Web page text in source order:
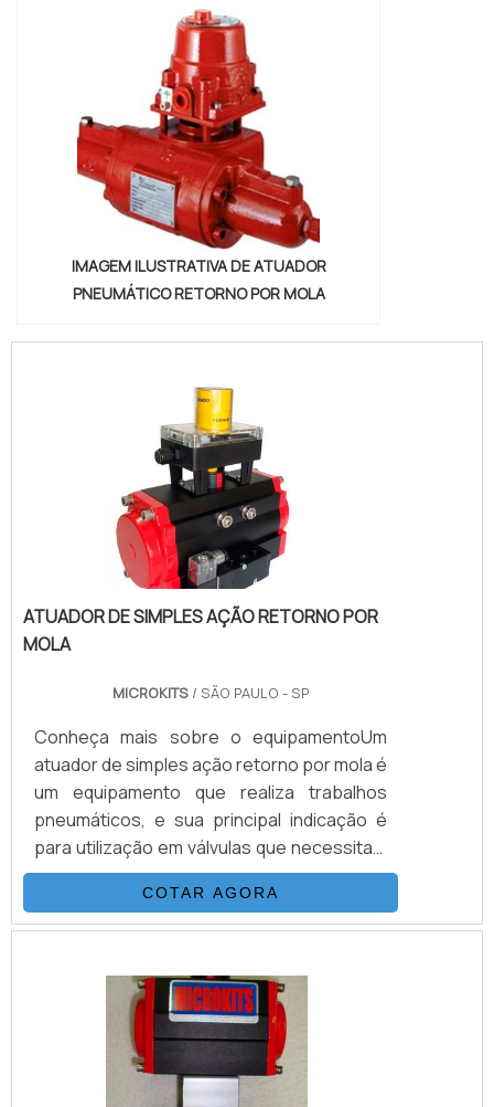
IMAGEM ILUSTRATIVA DE ATUADOR
PNEUMÁTICO RETORNO POR MOLA
ATUADOR DE SIMPLES AÇÃO RETORNO POR
MOLA
MICROKITS/ SÃO PAULO - SP
Conheça mais sobre o equipamentoUm
atuador de simples ação retorno por mola é
um equipamento que realiza trabalhos
pneumáticos, e sua principal indicação é
para utilização em válvulas que necessitam
de posicionamento de emergência ou
posição de pane dentro do processo.O
equipamento possui molas encapsuladas
instalados em seu interior, atuando na
abertura e/ou fechamento, sem que haja a
necessidade de utilizar ar comprimido no
acionamento em um dos sentidos. Assim.
COTAR AGORA